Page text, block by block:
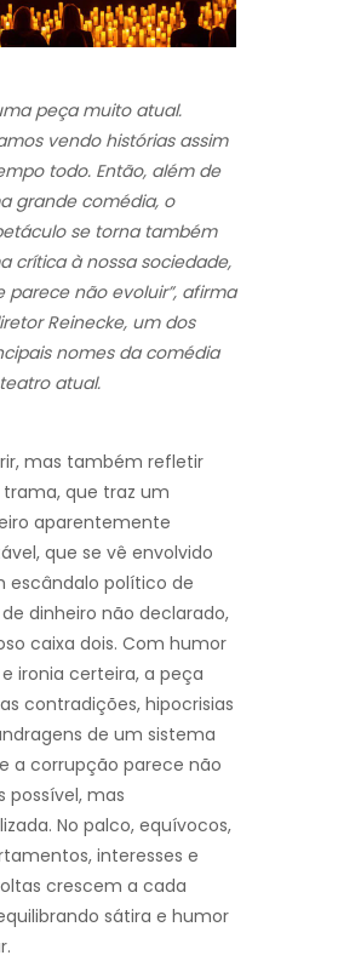
peça muito atual.
vendo histórias assim
todo. Então, além de
grande comédia, o
se torna também
crítica à nossa sociedade,
parece não evoluir”, afirma
Reinecke, um dos
nomes da comédia
atual.
rir, mas também refletir
que traz um
aparentemente
que se vê envolvido
escândalo político de
dinheiro não declarado,
caixa dois. Com humor
ironia certeira, a peça
contradições, hipocrisias
de um sistema
a corrupção parece não
possível, mas
No palco, equívocos,
interesses e
crescem a cada
sátira e humor